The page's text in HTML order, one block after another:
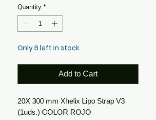
Quantity *
Only 6 left in stock
Add to Cart
20X 300 mm Xhelix Lipo Strap V3
(1uds.) COLOR ROJO